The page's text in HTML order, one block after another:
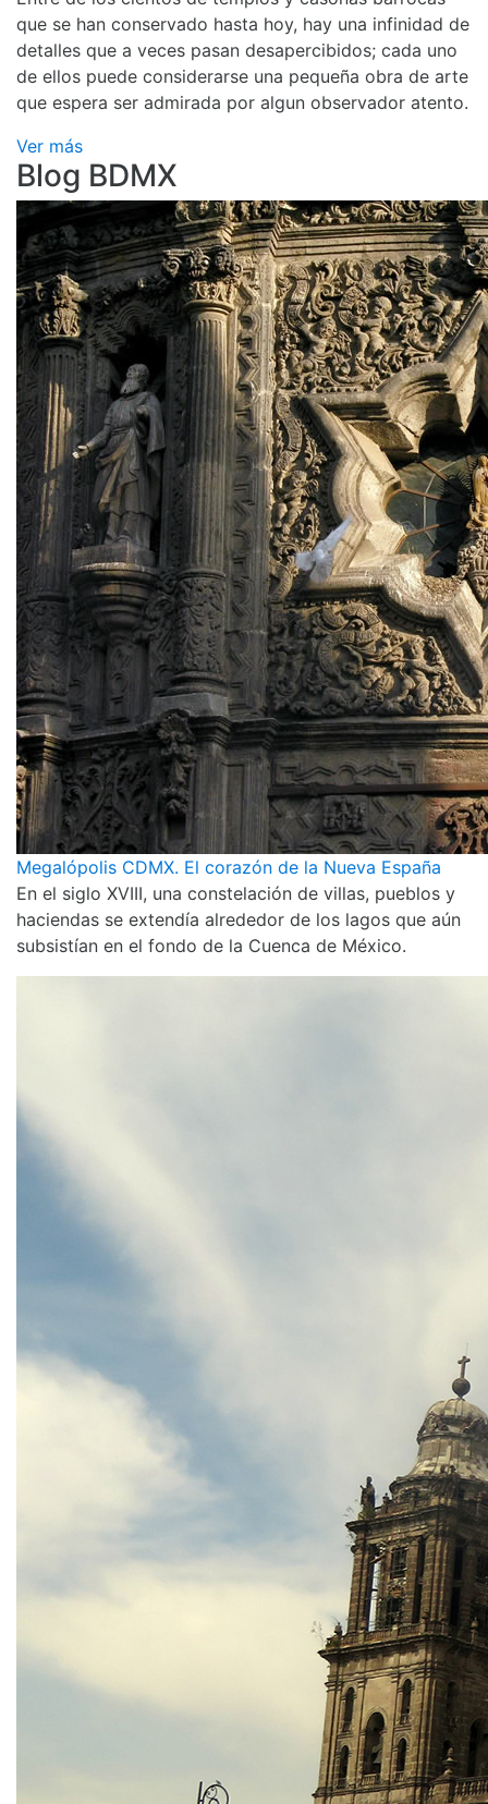
que se han conservado hasta hoy, hay una infinidad de
detalles que a veces pasan desapercibidos; cada uno
de ellos puede considerarse una pequeña obra de arte
que espera ser admirada por algun observador atento.
Ver más
Blog BDMX
Megalópolis CDMX. El corazón de la Nueva España
En el siglo XVIII, una constelación de villas, pueblos y
haciendas se extendía alrededor de los lagos que aún
subsistían en el fondo de la Cuenca de México.